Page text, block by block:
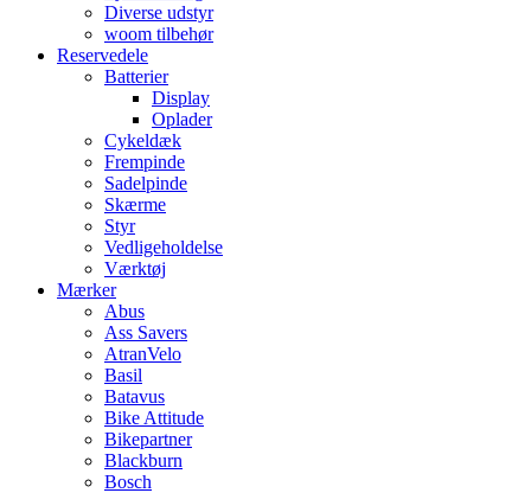
Diverse udstyr
woom tilbehør
Reservedele
Batterier
Display
Oplader
Cykeldæk
Frempinde
Sadelpinde
Skærme
Styr
Vedligeholdelse
Værktøj
Mærker
Abus
Ass Savers
AtranVelo
Basil
Batavus
Bike Attitude
Bikepartner
Blackburn
Bosch